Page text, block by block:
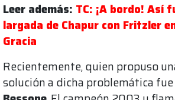
Leer además: TC: ¡A bordo! Así
largada de Chapur con Fritzler
Gracia
Recientemente, quien propuso
solución a dicha problemática fue